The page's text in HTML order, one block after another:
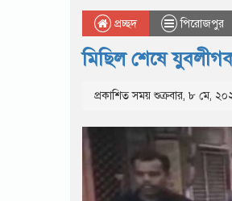
প্রচ্ছদ পিরোজপুর
মিছিল শেষে
প্রকাশিত সময় শুক্রবার, ৮ মে,